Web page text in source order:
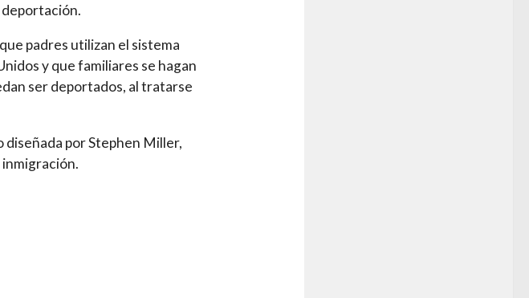
padres utilizan el sistema
y que familiares se hagan
ser deportados, al tratarse
diseñada por Stephen Miller,
inmigración.